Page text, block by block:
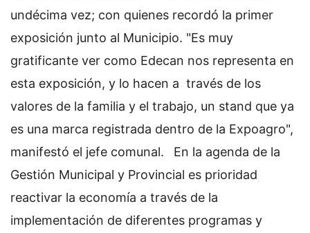
undécima vez; con quienes recordó la primer
exposición junto al Municipio. "Es muy
gratificante ver como Edecan nos representa en
esta exposición, y lo hacen a través de los
valores de la familia y el trabajo, un stand que ya
es una marca registrada dentro de la Expoagro",
manifestó el jefe comunal.
En la agenda de la
Gestión Municipal y Provincial es prioridad
reactivar la economía a través de la
implementación de diferentes programas y